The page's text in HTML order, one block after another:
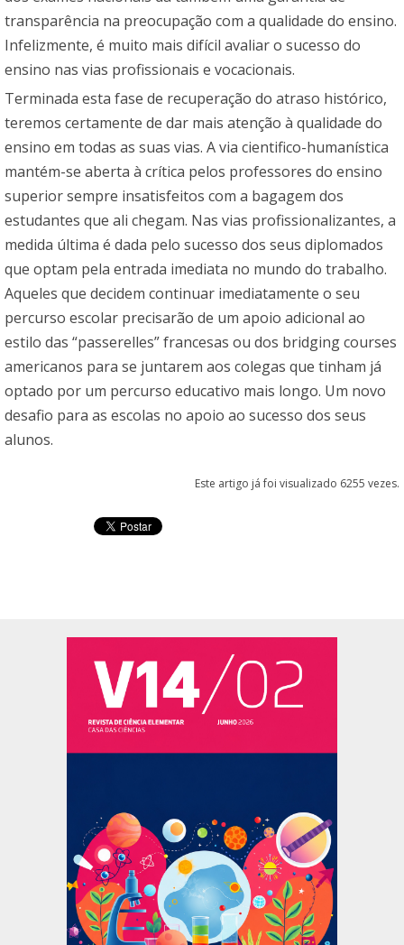
transparência na preocupação com a qualidade do ensino.
Infelizmente, é muito mais difícil avaliar o sucesso do
ensino nas vias profissionais e vocacionais.
Terminada esta fase de recuperação do atraso histórico,
teremos certamente de dar mais atenção à qualidade do
ensino em todas as suas vias. A via cientifico-humanística
mantém-se aberta à crítica pelos professores do ensino
superior sempre insatisfeitos com a bagagem dos
estudantes que ali chegam. Nas vias profissionalizantes, a
medida última é dada pelo sucesso dos seus diplomados
que optam pela entrada imediata no mundo do trabalho.
Aqueles que decidem continuar imediatamente o seu
percurso escolar precisarão de um apoio adicional ao
estilo das “passerelles” francesas ou dos bridging courses
americanos para se juntarem aos colegas que tinham já
optado por um percurso educativo mais longo. Um novo
desafio para as escolas no apoio ao sucesso dos seus
alunos.
Este artigo já foi visualizado 6255 vezes.